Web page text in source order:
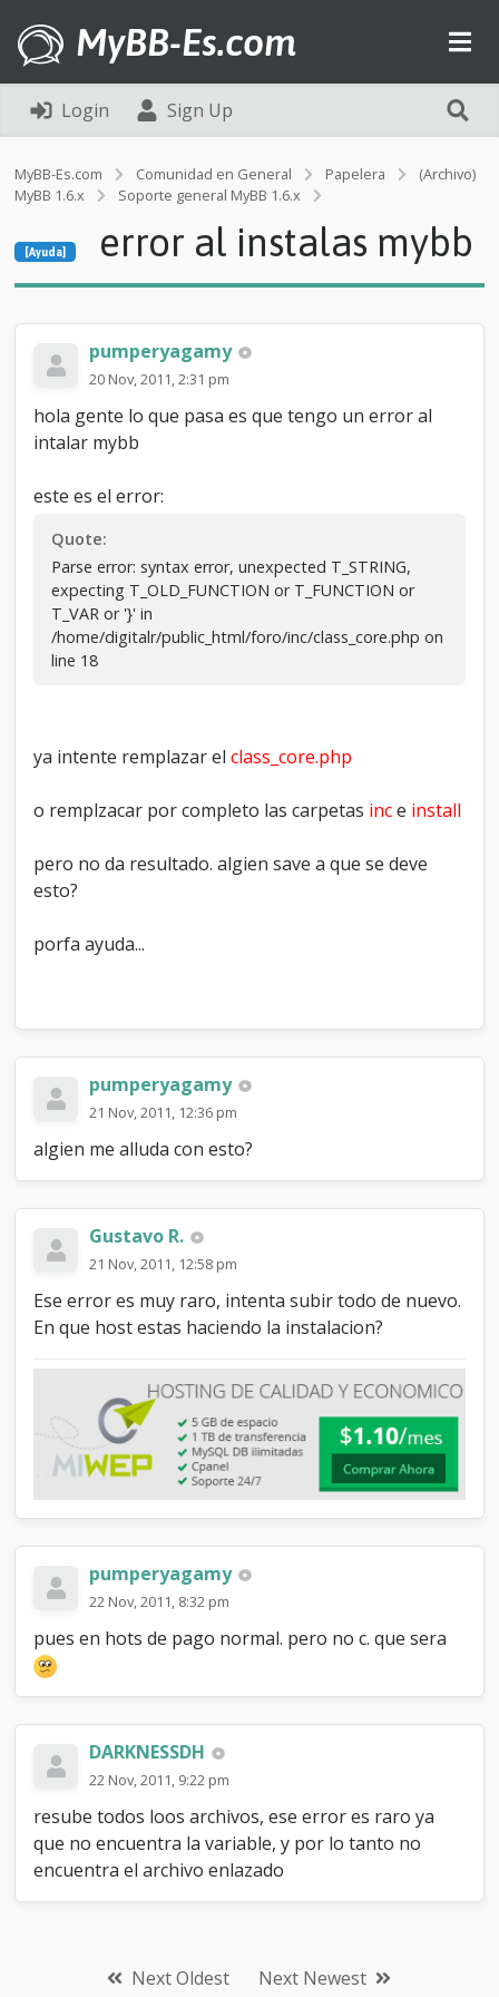
MyBB-Es.com
Login Sign Up
MyBB-Es.com Comunidad en General Papelera
(Archivo)
MyBB 1.6.x
Soporte general MyBB 1.6.x
e
r
r
r
s
y
b
[Ayuda] error al instalas mybb
pumperyagamy
20 Nov, 2011, 2:31 pm
hola gente lo que pasa es que tengo un error al
intalar mybb
este es el error:
Quote:
Parse error: syntax error, unexpected T_STRING,
expecting T_OLD_FUNCTION or T_FUNCTION or
T_VAR or '}' in
/home/digitalr/public_html/foro/inc/class_core.php on
line 18
ya intente remplazar elclass_core.php
o remplzacar por completo las carpetas ince install
pero no da resultado. algien save a que se deve
esto?
porfa ayuda...
pumperyagamy
21 Nov, 2011, 12:36 pm
algien me alluda con esto?
Gustavo R.
21 Nov, 2011, 12:58 pm
Ese error es muy raro, intenta subir todo de nuevo.
En que host estas haciendo la instalacion?
pumperyagamy
22 Nov, 2011, 8:32 pm
pues en hots de pago normal. pero no c. que sera
DARKNESSDH
22 Nov, 2011, 9:22 pm
resube todos loos archivos, ese error es raro ya
que no encuentra la variable, y por lo tanto no
encuentra el archivo enlazado
Next Oldest Next Newest